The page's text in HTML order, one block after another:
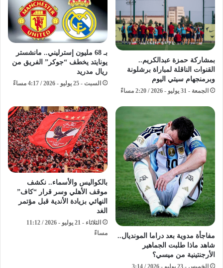
بمشاركة حمزة عبدالكريم..
القنوات الناقلة لمباراة برشلونة
وبرمنجهام سيتي اليوم
الجمعة - 31 يوليو - 2026 / 2:20 مساءً
بـ 68 مليون إسترليني.. مانشستر
يونايتد يخطف “جوكر” الفريق من
ريال مدريد
السبت - 25 يوليو - 2026 / 4:17 مساءً
مفاجأة مدوية بعد دراما المونديال..
شاهد ماذا طلبت الجماهير
الأرجنتينية من ميسي؟
الخميس - 23 يوليو - 2026 / 3:14
بالكواليس والأسماء.. نكشف
موقف الأهلي وسر قرار “كاف”
النهائي بزيادة الأندية قبل مؤتمر
الغد
الثلاثاء - 21 يوليو - 2026 / 11:12
مساءً